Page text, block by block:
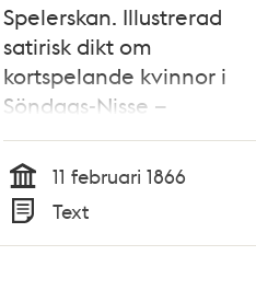
Spelerskan. Illustrerad
satirisk dikt om
kortspelande kvinnor i
Söndags-Nisse –
Illustreradt Veckoblad för
Skämt, Humor och Satir,
nr 6, den 11 februari 1866
Tid
11 februari 1866
Typ
Text